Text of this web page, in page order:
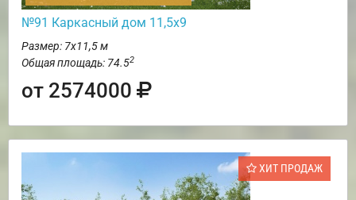
№91 Каркасный дом 11,5х9
Размер: 7х11,5 м
Общая площадь: 74.52
от 2574000
ХИТ ПРОДАЖ